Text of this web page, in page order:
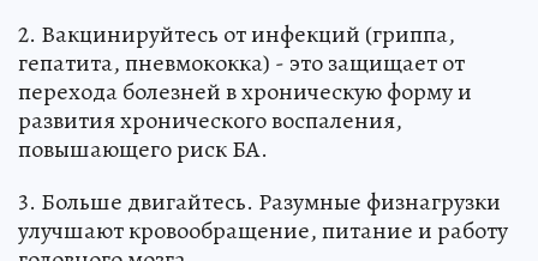
2. Вакцинируйтесь от инфекций (гриппа,
гепатита, пневмококка) - это защищает от
перехода болезней в хроническую форму и
развития хронического воспаления,
повышающего риск БА.
3. Больше двигайтесь. Разумные физнагрузки
улучшают кровообращение, питание и работу